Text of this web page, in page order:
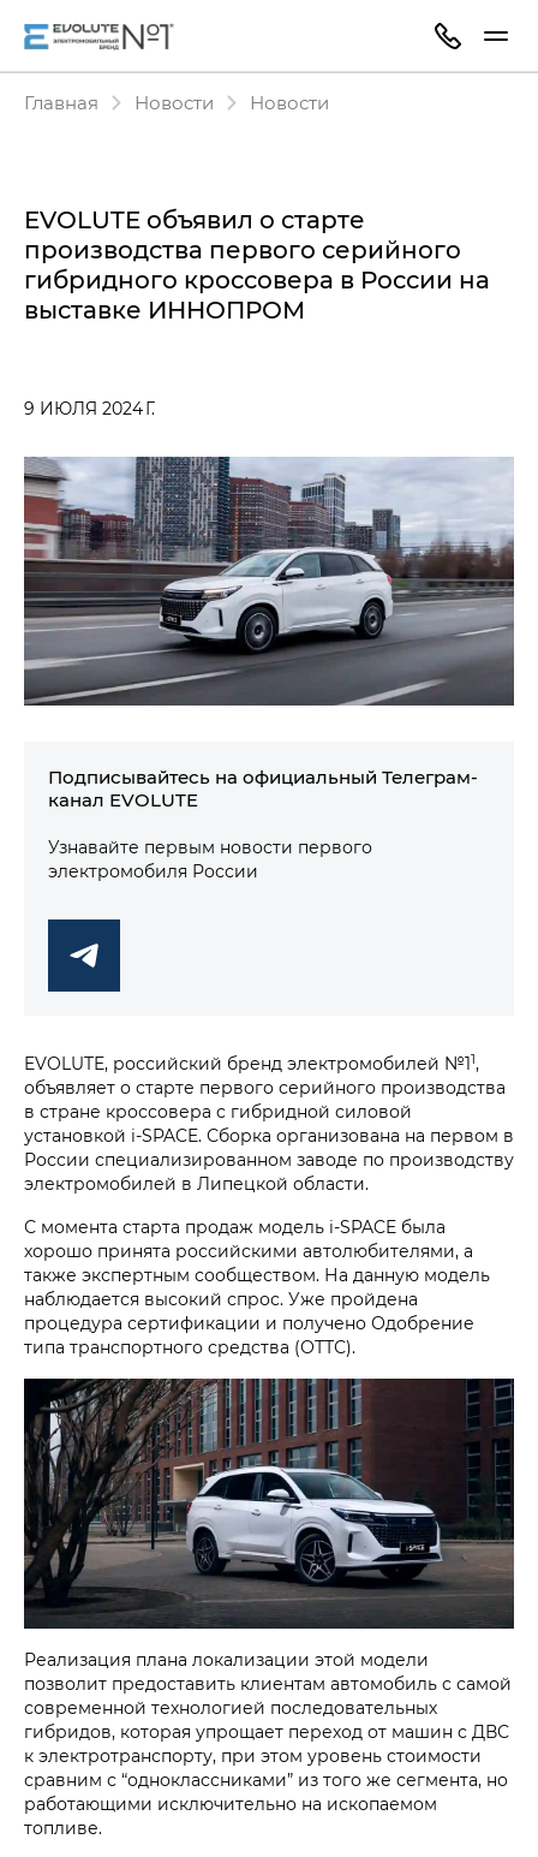
Главная Новости Новости
EVOLUTE объявил о старте
производства первого серийного
гибридного кроссовера в России на
выставке ИННОПРОМ
9 ИЮЛЯ 2024 Г.
Подписывайтесь на официальный Телеграм-
канал EVOLUTE
Узнавайте первым новости первого
электромобиля России
EVOLUTE, российский бренд электромобилей №11,
объявляет о старте первого серийного производства
в стране кроссовера с гибридной силовой
установкой i‑SPACE. Сборка организована на первом в
России специализированном заводе по производству
электромобилей в Липецкой области.
С момента старта продаж модель i‑SPACE была
хорошо принята российскими автолюбителями, а
также экспертным сообществом. На данную модель
наблюдается высокий спрос. Уже пройдена
процедура сертификации и получено Одобрение
типа транспортного средства (ОТТС).
Реализация плана локализации этой модели
позволит предоставить клиентам автомобиль с самой
современной технологией последовательных
гибридов, которая упрощает переход от машин с ДВС
к электротранспорту, при этом уровень стоимости
сравним с “одноклассниками” из того же сегмента, но
работающими исключительно на ископаемом
топливе.